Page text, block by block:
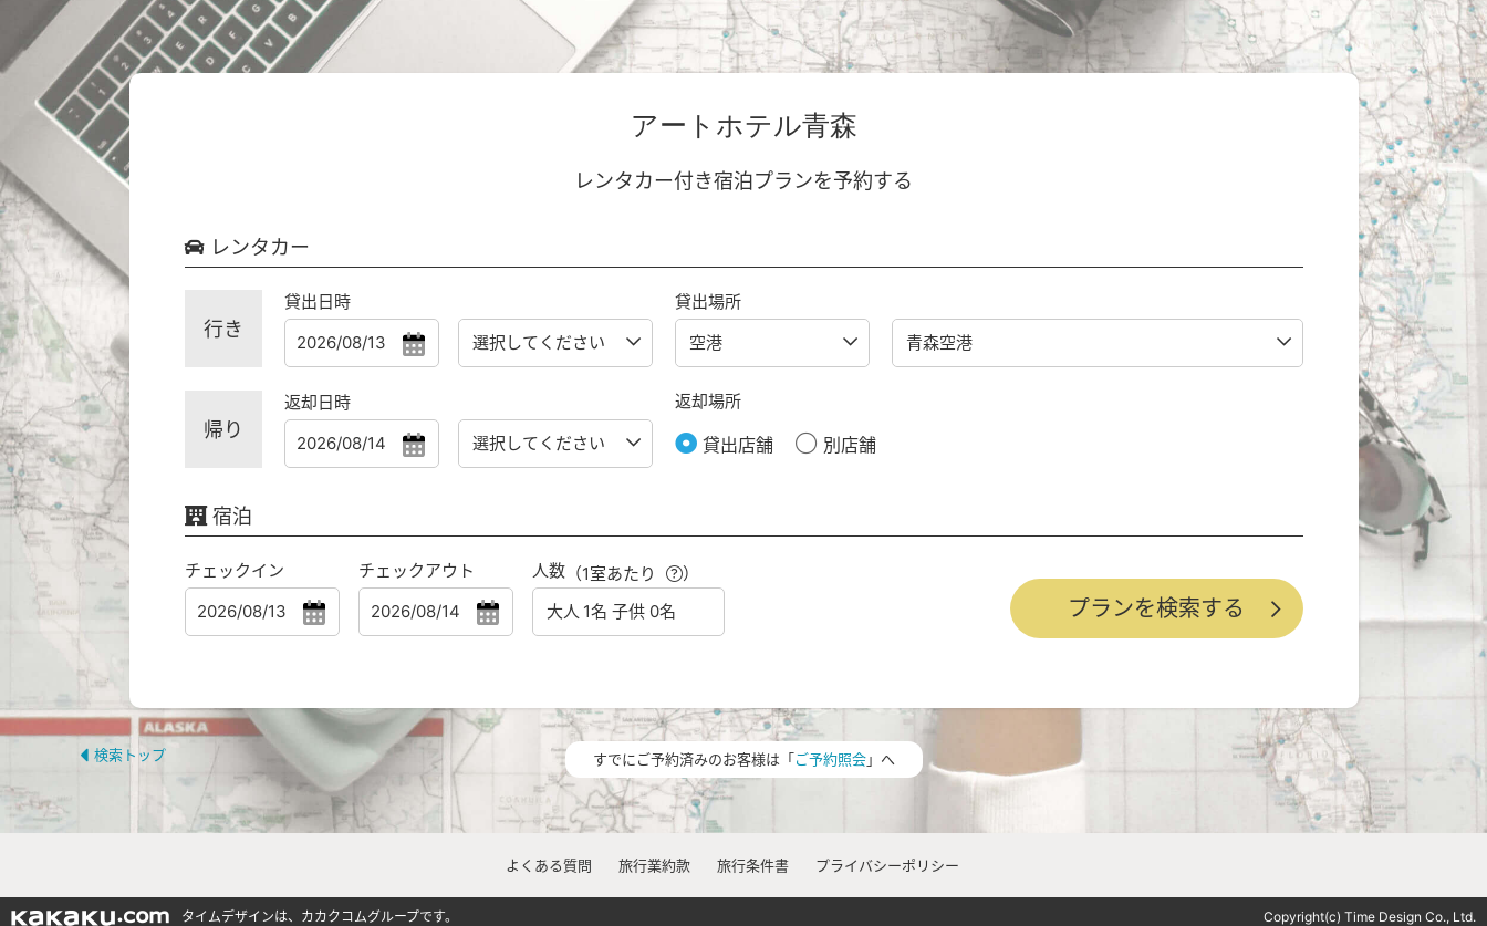
アートホテル青森
レンタカー付き宿泊プランを予約する
レンタカー
行き
貸出日時 貸出場所
帰り
返却日時 返却場所
貸出店舗 別店舗
宿泊
チェックイン チェックアウト 人数（1室あたり ）
検索トップ すでにご予約済みのお客様は「ご予約照会」へ
よくある質問 旅行業約款 旅行条件書 プライバシーポリシー
タイムデザインは、カカクコムグループです。 Copyright(c) Time Design Co., Ltd.